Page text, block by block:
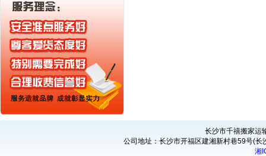
长沙市千禧搬家运
公司地址：长沙市开福区建湘新村巷59号(
湘